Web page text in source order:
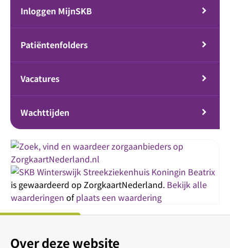
Inloggen MijnSKB
Patiëntenfolders
Vacatures
Wachttijden
Streekziekenhuis Koningin Beatrix
is gewaardeerd op ZorgkaartNederland. Bekijk alle
waarderingen ofplaats een waardering
Over deze website